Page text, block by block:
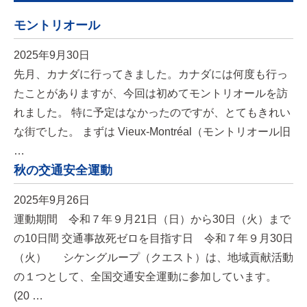
モントリオール
2025年9月30日
先月、カナダに行ってきました。カナダには何度も行っ
たことがありますが、今回は初めてモントリオールを訪
れました。 特に予定はなかったのですが、とてもきれい
な街でした。 まずは Vieux-Montréal（モントリオール旧
…
秋の交通安全運動
2025年9月26日
運動期間 令和７年９月21日（日）から30日（火）まで
の10日間 交通事故死ゼロを目指す日 令和７年９月30日
（火） シケングループ（クエスト）は、地域貢献活動
の１つとして、全国交通安全運動に参加しています。
(20 …